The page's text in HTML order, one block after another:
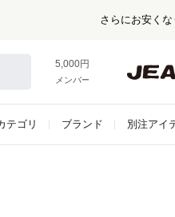
さらにお安く
5,000円以上お買い上げで
メンバー登録でお得な情報を
テゴリ ブランド 別注アイ